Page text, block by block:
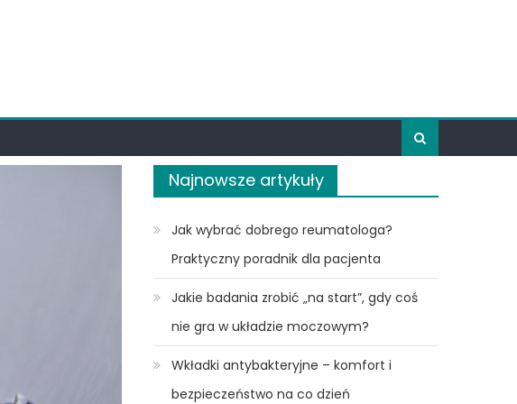
Najnowsze artykuły
Jak wybrać dobrego reumatologa?
Praktyczny poradnik dla pacjenta
Jakie badania zrobić „na start”, gdy coś
nie gra w układzie moczowym?
Wkładki antybakteryjne – komfort i
bezpieczeństwo na co dzień